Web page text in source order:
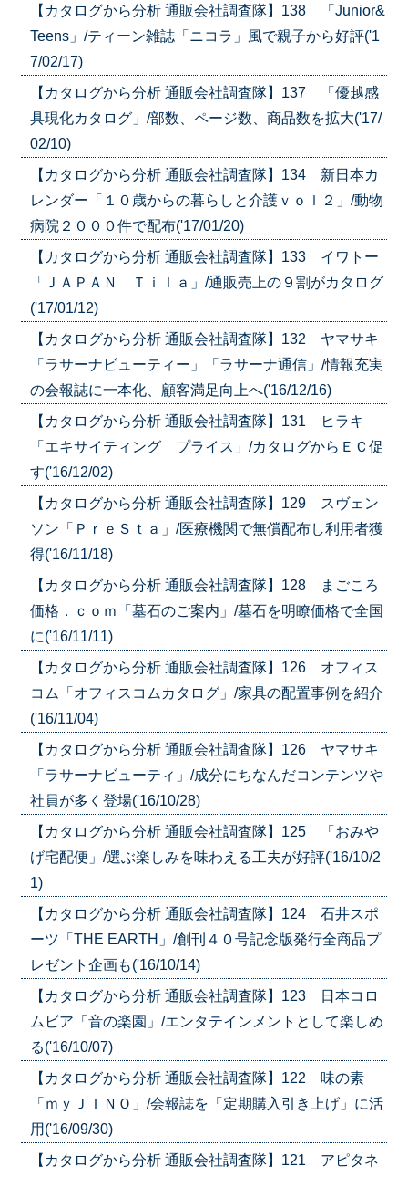
【カタログから分析 通販会社調査隊】138 「Junior&
Teens」/ティーン雑誌「ニコラ」風で親子から好評('1
7/02/17)
【カタログから分析 通販会社調査隊】137 「優越感
具現化カタログ」/部数、ページ数、商品数を拡大('17/
02/10)
【カタログから分析 通販会社調査隊】134 新日本カ
レンダー「１０歳からの暮らしと介護ｖｏｌ２」/動物
病院２０００件で配布('17/01/20)
【カタログから分析 通販会社調査隊】133 イワトー
「ＪＡＰＡＮ Ｔｉｌａ」/通販売上の９割がカタログ
('17/01/12)
【カタログから分析 通販会社調査隊】132 ヤマサキ
「ラサーナビューティー」「ラサーナ通信」/情報充実
の会報誌に一本化、顧客満足向上へ('16/12/16)
【カタログから分析 通販会社調査隊】131 ヒラキ
「エキサイティング プライス」/カタログからＥＣ促
す('16/12/02)
【カタログから分析 通販会社調査隊】129 スヴェン
ソン「ＰｒｅＳｔａ」/医療機関で無償配布し利用者獲
得('16/11/18)
【カタログから分析 通販会社調査隊】128 まごころ
価格．ｃｏｍ「墓石のご案内」/墓石を明瞭価格で全国
に('16/11/11)
【カタログから分析 通販会社調査隊】126 オフィス
コム「オフィスコムカタログ」/家具の配置事例を紹介
('16/11/04)
【カタログから分析 通販会社調査隊】126 ヤマサキ
「ラサーナビューティ」/成分にちなんだコンテンツや
社員が多く登場('16/10/28)
【カタログから分析 通販会社調査隊】125 「おみや
げ宅配便」/選ぶ楽しみを味わえる工夫が好評('16/10/2
1)
【カタログから分析 通販会社調査隊】124 石井スポ
ーツ「THE EARTH」/創刊４０号記念版発行全商品プ
レゼント企画も('16/10/14)
【カタログから分析 通販会社調査隊】123 日本コロ
ムビア「音の楽園」/エンタテインメントとして楽しめ
る('16/10/07)
【カタログから分析 通販会社調査隊】122 味の素
「ｍｙＪＩＮＯ」/会報誌を「定期購入引き上げ」に活
用('16/09/30)
【カタログから分析 通販会社調査隊】121 アピタネ